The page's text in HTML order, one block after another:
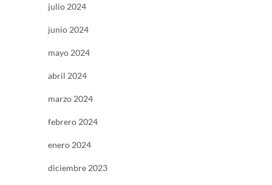
julio 2024
junio 2024
mayo 2024
abril 2024
marzo 2024
febrero 2024
enero 2024
diciembre 2023